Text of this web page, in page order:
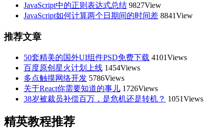
JavaScript中的正则表达式总结 9827View
JavaScript如何计算两个日期间的时间差 8841View
推荐文章
50套精美的国外UI组件PSD免费下载 4101Views
百度原创星火计划上线 1454Views
多点触摸网络开发 5786Views
关于React你需要知道的事儿 1726Views
38岁被裁员补偿百万，是危机还是转机？ 1051Views
精英教程推荐